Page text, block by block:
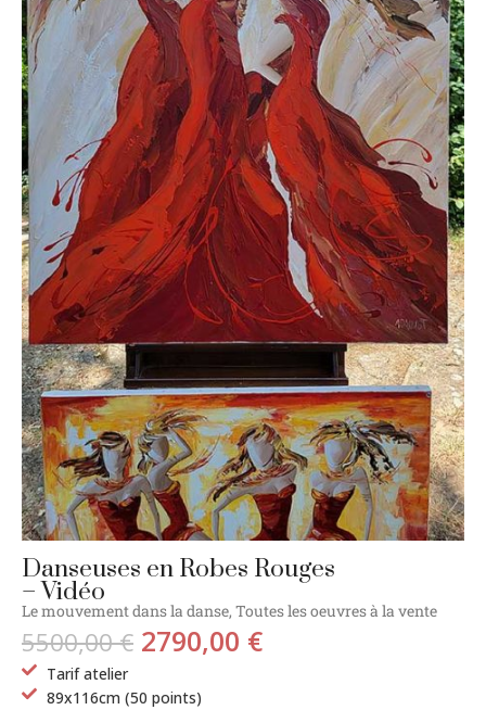
Danseuses en Robes Rouges
– Vidéo
Le mouvement dans la danse, Toutes les oeuvres à la vente
5500,00€ 2790,00 €
Tarif atelier
89x116cm (50 points)